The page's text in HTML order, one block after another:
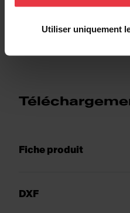
Utiliser uniquement
Informations
Fiche produit
DXF